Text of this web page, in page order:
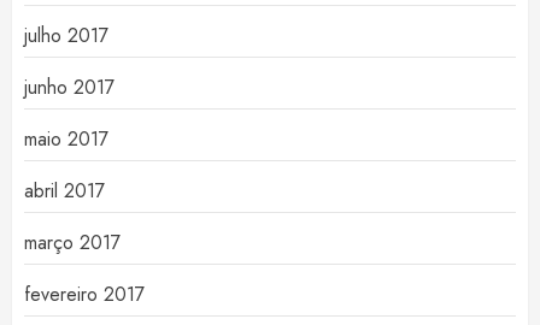
julho 2017
junho 2017
maio 2017
abril 2017
março 2017
fevereiro 2017